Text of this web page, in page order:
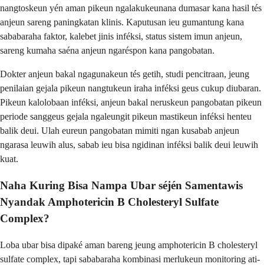
nangtoskeun yén aman pikeun ngalakukeunana dumasar kana hasil tés
anjeun sareng paningkatan klinis. Kaputusan ieu gumantung kana
sababaraha faktor, kalebet jinis inféksi, status sistem imun anjeun,
sareng kumaha saéna anjeun ngaréspon kana pangobatan.
Dokter anjeun bakal ngagunakeun tés getih, studi pencitraan, jeung
penilaian gejala pikeun nangtukeun iraha inféksi geus cukup diubaran.
Pikeun kalolobaan inféksi, anjeun bakal neruskeun pangobatan pikeun
periode sanggeus gejala ngaleungit pikeun mastikeun inféksi henteu
balik deui. Ulah eureun pangobatan mimiti ngan kusabab anjeun
ngarasa leuwih alus, sabab ieu bisa ngidinan inféksi balik deui leuwih
kuat.
Naha Kuring Bisa Nampa Ubar séjén Samentawis
Nyandak Amphotericin B Cholesteryl Sulfate
Complex?
Loba ubar bisa dipaké aman bareng jeung amphotericin B cholesteryl
sulfate complex, tapi sababaraha kombinasi merlukeun monitoring ati-